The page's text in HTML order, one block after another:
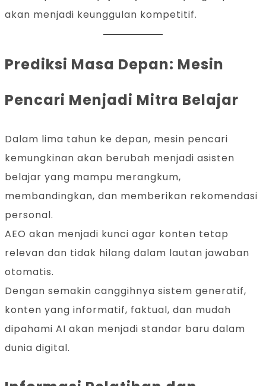
akan menjadi keunggulan kompetitif.
Prediksi Masa Depan: Mesin
Pencari Menjadi Mitra Belajar
Dalam lima tahun ke depan, mesin pencari
kemungkinan akan berubah menjadi asisten
belajar yang mampu merangkum,
membandingkan, dan memberikan rekomendasi
personal.
AEO akan menjadi kunci agar konten tetap
relevan dan tidak hilang dalam lautan jawaban
otomatis.
Dengan semakin canggihnya sistem generatif,
konten yang informatif, faktual, dan mudah
dipahami AI akan menjadi standar baru dalam
dunia digital.